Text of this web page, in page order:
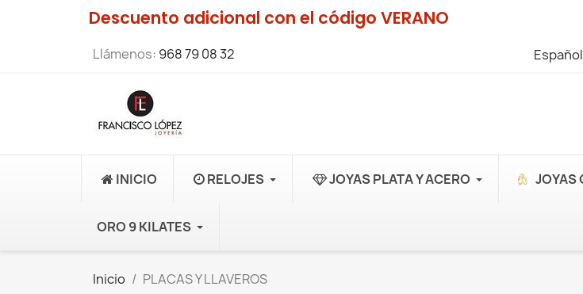
Descuento adicional con el código VERANO
Llámenos: 968 79 08 32 Español
INICIO RELOJES JOYAS PLATA Y ACERO JOYAS
ORO 9 KILATES
Inicio PLACAS Y LLAVEROS